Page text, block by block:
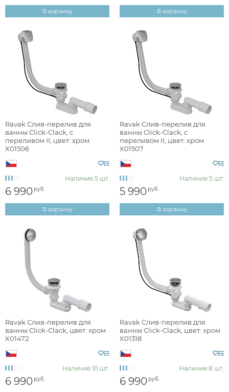
Держатели туалетной бумаги
Дозаторы
Мыльницы
Стаканы
Душ
Раздел каталога
Монтаж
Оснащение
с наполнением
В корзину В корзину
Ravak Слив-перелив для
ванны Click-Clack, с
переливом II, цвет: хром
X01506
Наличие:5 шт.
6 990 руб.
В корзину
Ravak Слив-перелив для
ванны Click-Clack, с
переливом II, цвет: хром
X01507
Наличие:5 шт.
5 990 руб.
В корзину
Ravak Слив-перелив для
ванны Click-Clack, цвет: хром
X01472
Наличие:10 шт.
6 990 руб.
Ravak Слив-перелив для
ванны Click-Clack, цвет: хром
X01318
Наличие:8 шт.
6 990 руб.